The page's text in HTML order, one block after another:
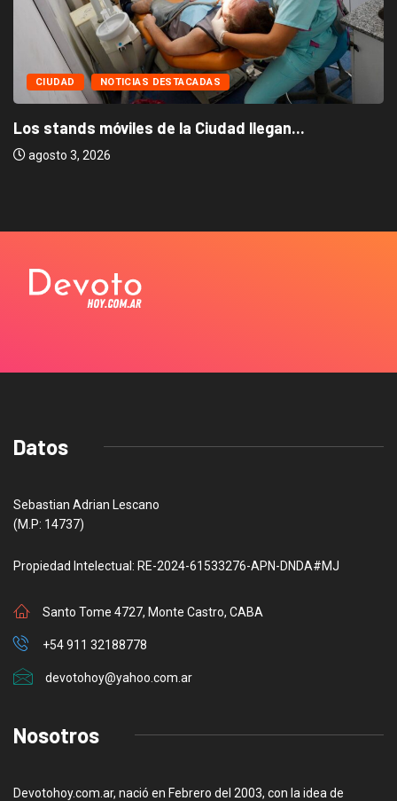
CIUDAD NOTICIAS DESTACADAS
Los stands móviles de la Ciudad llegan...
agosto 3, 2026
Datos
Sebastian Adrian Lescano
(M.P: 14737)
Propiedad Intelectual: RE-2024-61533276-APN-DNDA#MJ
Santo Tome 4727, Monte Castro, CABA
+54 911 32188778
devotohoy@yahoo.com.ar
Nosotros
Devotohoy.com.ar, nació en Febrero del 2003, con la idea de